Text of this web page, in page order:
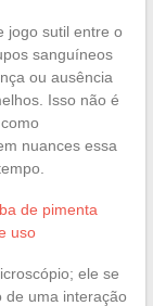
jogo sutil entre o
sanguíneos
ou ausência
Isso não é
nuances essa
de pimenta
uso
ele se
de uma interação